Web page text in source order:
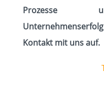
Prozesse
Kontakt mit uns auf.
Autor: